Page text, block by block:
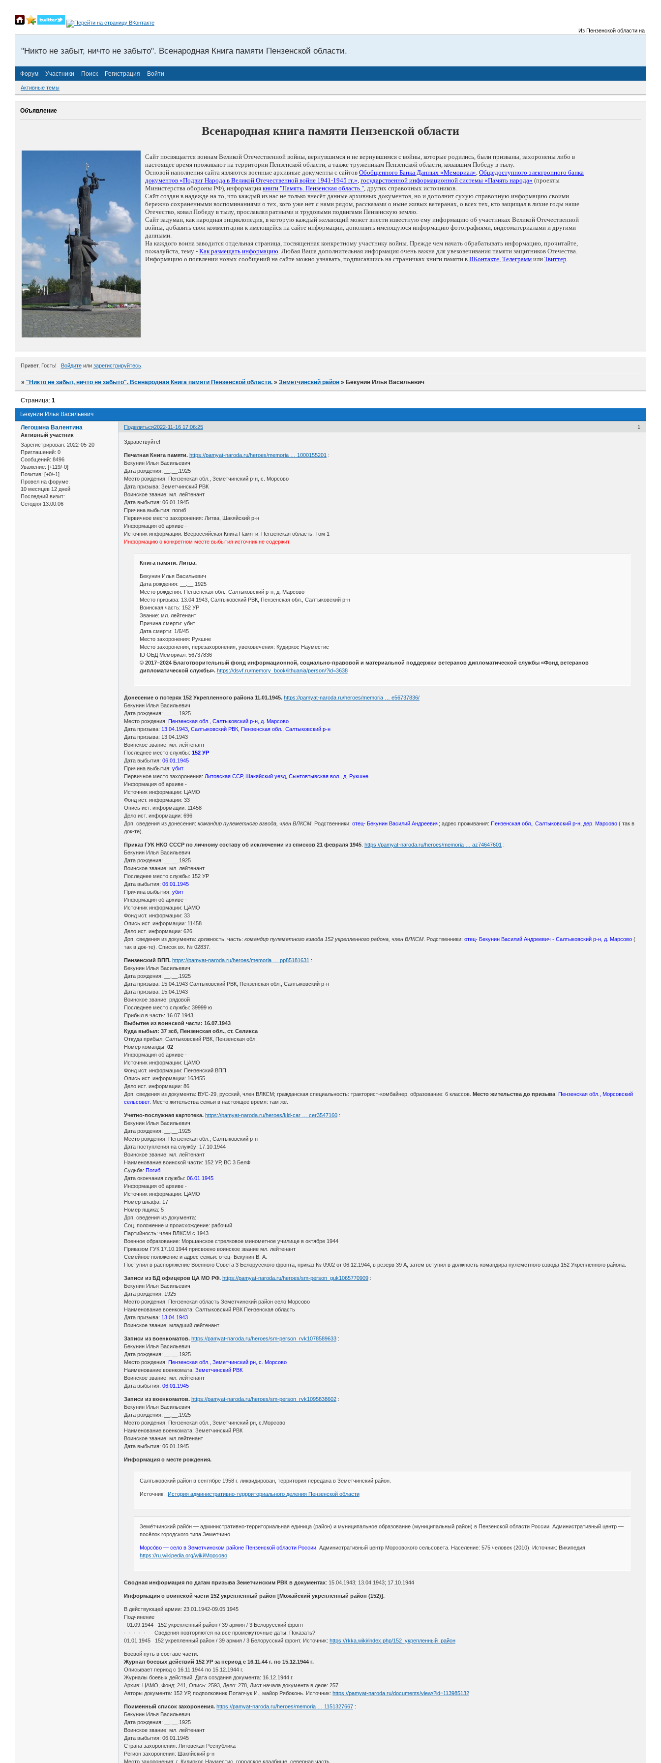
Из Пензенской области на фронты
"Никто не забыт, ничто не забыто". Всенародная Книга памяти Пензенской области.
Форум Участники Поиск Регистрация Войти
Активные темы
Объявление
Всенародная книга памяти Пензенской области
Сайт посвящается воинам Великой Отечественной войны, вернувшимся и не вернувшимся с войны, которые родились, были призваны, захоронены либо в
настоящее время проживают на территории Пензенской области, а также труженикам Пензенской области, ковавшим Победу в тылу.
Основой наполнения сайта являются военные архивные документы с сайтов Обобщенного Банка Данных «Мемориал», Общедоступного электронного банка
документов «Подвиг Народа в Великой Отечественной войне 1941-1945 гг.», государственной информационной системы «Память народа» (проекты
Министерства обороны РФ), информация книги "Память. Пензенская область.", других справочных источников.
Сайт создан в надежде на то, что каждый из нас не только внесёт данные архивных документов, но и дополнит сухую справочную информацию своими
бережно сохраненными воспоминаниями о тех, кого уже нет с нами рядом, рассказами о ныне живых ветеранах, о всех тех, кто защищал в лихие годы наше
Отечество, ковал Победу в тылу, прославлял ратными и трудовыми подвигами Пензенскую землю.
Сайт задуман, как народная энциклопедия, в которую каждый желающий может внести известную ему информацию об участниках Великой Отечественной
войны, добавить свои комментарии к имеющейся на сайте информации, дополнить имеющуюся информацию фотографиями, видеоматериалами и другими
данными.
На каждого воина заводится отдельная страница, посвященная конкретному участнику войны. Прежде чем начать обрабатывать информацию, прочитайте,
пожалуйста, тему - Как размещать информацию. Любая Ваша дополнительная информация очень важна для увековечивания памяти защитников Отечества.
Информацию о появлении новых сообщений на сайте можно узнавать, подписавшись на страничках книги памяти в ВКонтакте, Телеграмм или Твиттер.
Привет, Гость! Войдитеили зарегистрируйтесь.
»"Никто не забыт, ничто не забыто". Всенародная Книга памяти Пензенской области. »Земетчинский район » Бекунин Илья Васильевич
Бекунин Илья Васильевич
Страница:1
Поделиться 1
2022-11-16 17:06:25
Легошина Валентина
Активный участник
Зарегистрирован: 2022-05-20
Приглашений: 0
Сообщений: 8496
Уважение: [+119/-0]
Позитив: [+0/-1]
Провел на форуме:
10 месяцев 12 дней
Последний визит:
Сегодня 13:00:06
Здравствуйте!
Печатная Книга памяти. https://pamyat-naroda.ru/heroes/memoria … 1000155201 :
Бекунин Илья Васильевич
Дата рождения: __.__.1925
Место рождения: Пензенская обл., Земетчинский р-н, с. Морсово
Дата призыва: Земетчинский РВК
Воинское звание: мл. лейтенант
Дата выбытия: 06.01.1945
Причина выбытия: погиб
Первичное место захоронения: Литва, Шакяйский р-н
Информация об архиве -
Источник информации: Всероссийская Книга Памяти. Пензенская область. Том 1
Информацию о конкретном месте выбытия источник не содержит.
Книга памяти. Литва.
Бекунин Илья Васильевич
Дата рождения: __.__.1925
Место рождения: Пензенская обл., Салтыковский р-н, д. Марсово
Место призыва: 13.04.1943, Салтыковский РВК, Пензенская обл., Салтыковский р-н
Воинская часть: 152 УР
Звание: мл. лейтенант
Причина смерти: убит
Дата смерти: 1/6/45
Место захоронения: Рукшне
Место захоронения, перезахоронения, увековечения: Кудиркос Науместис
ID ОБД Мемориал: 56737836
© 2017–2024 Благотворительный фонд информационной, социально-правовой и материальной поддержки ветеранов дипломатической службы «Фонд ветеранов
дипломатической службы». https://dsvf.ru/memory_book/lithuania/person/?id=3638
Донесение о потерях 152 Укрепленного района 11.01.1945. https://pamyat-naroda.ru/heroes/memoria … e56737836/
Бекунин Илья Васильевич
Дата рождения: __.__.1925
Место рождения:Пензенская обл., Салтыковский р-н, д. Марсово
Дата призыва: 13.04.1943, Салтыковский РВК, Пензенская обл., Салтыковский р-н
Дата призыва: 13.04.1943
Воинское звание: мл. лейтенант
Последнее место службы:152 УР
Дата выбытия:06.01.1945
Причина выбытия:убит
Первичное место захоронения: Литовская ССР, Шакяйский уезд, Сынтовтывская вол., д. Рукшне
Информация об архиве -
Источник информации: ЦАМО
Фонд ист. информации: 33
Опись ист. информации: 11458
Дело ист. информации: 696
Доп. сведения из донесения:командир пулеметного взвода, член ВЛКСМ . Родственники:отец- Бекунин Василий Андреевич; адрес проживания: Пензенская обл., Салтыковский р-н, дер. Марсово ( так в
док-те).
Приказ ГУК НКО СССР по личному составу об исключении из списков 21 февраля 1945 .https://pamyat-naroda.ru/heroes/memoria … az74647601 :
Бекунин Илья Васильевич
Дата рождения: __.__.1925
Воинское звание: мл. лейтенант
Последнее место службы: 152 УР
Дата выбытия: 06.01.1945
Причина выбытия:убит
Информация об архиве -
Источник информации: ЦАМО
Фонд ист. информации: 33
Опись ист. информации: 11458
Дело ист. информации: 626
Доп. сведения из документа: должность, часть:командир пулеметного взвода 152 укрепленного района, член ВЛКСМ . Родственники:отец- Бекунин Василий Андреевич - Салтыковский р-н, д. Марсово(
так в док-те). Список вх. № 02837.
Пензенский ВПП. https://pamyat-naroda.ru/heroes/memoria … pp85181631 :
Бекунин Илья Васильевич
Дата рождения: __.__.1925
Дата призыва: 15.04.1943 Салтыковский РВК, Пензенская обл., Салтыковский р-н
Дата призыва: 15.04.1943
Воинское звание: рядовой
Последнее место службы: 39999 ю
Прибыл в часть: 16.07.1943
Выбытие из воинской части: 16.07.1943
Куда выбыл: 37 зсб, Пензенская обл., ст. Селикса
Откуда прибыл: Салтыковский РВК, Пензенская обл.
Номер команды: 02
Информация об архиве -
Источник информации: ЦАМО
Фонд ист. информации: Пензенский ВПП
Опись ист. информации: 163455
Дело ист. информации: 86
Доп. сведения из документа: ВУС-29, русский, член ВЛКСМ; гражданская специальность: тракторист-комбайнер, образование: 6 классов.Место жительства до призыва:Пензенская обл., Морсовский
сельсовет. Место жительства семьи в настоящее время: там же.
Учетно-послужная картотека. https://pamyat-naroda.ru/heroes/kld-car … cer3547160 :
Бекунин Илья Васильевич
Дата рождения: __.__.1925
Место рождения: Пензенская обл., Салтыковский р-н
Дата поступления на службу: 17.10.1944
Воинское звание: мл. лейтенант
Наименование воинской части: 152 УР, ВС 3 БелФ
Судьба: Погиб
Дата окончания службы: 06.01.1945
Информация об архиве -
Источник информации: ЦАМО
Номер шкафа: 17
Номер ящика: 5
Доп. сведения из документа:
Соц. положение и происхождение: рабочий
Партийность: член ВЛКСМ с 1943
Военное образование: Моршанское стрелковое минометное училище в октябре 1944
Приказом ГУК 17.10.1944 присвоено воинское звание мл. лейтенант
Семейное положение и адрес семьи: отец- Бекунин В. А.
Поступил в распоряжение Военного Совета 3 Белорусского фронта, приказ № 0902 от 06.12.1944, в резерв 39 А, затем вступил в должность командира пулеметного взвода 152 Укрепленного района.
Записи из БД офицеров ЦА МО РФ. https://pamyat-naroda.ru/heroes/sm-person_guk1065770909 :
Бекунин Илья Васильевич
Дата рождения: 1925
Место рождения: Пензенская область Земетчинский район село Морсово
Наименование военкомата: Салтыковский РВК Пензенская область
Дата призыва: 13.04.1943
Воинское звание: младший лейтенант
Записи из военкоматов. https://pamyat-naroda.ru/heroes/sm-person_rvk1078589633 :
Бекунин Илья Васильевич
Дата рождения: __.__.1925
Место рождения: Пензенская обл., Земетчинский рн, с. Морсово
Наименование военкомата:Земетчинский РВК
Воинское звание: мл. лейтенант
Дата выбытия: 06.01.1945
Записи из военкоматов. https://pamyat-naroda.ru/heroes/sm-person_rvk1095838602 :
Бекунин Илья Васильевич
Дата рождения: __.__.1925
Место рождения: Пензенская обл., Земетчинский рн, с.Морсово
Наименование военкомата: Земетчинский РВК
Воинское звание: мл.лейтенант
Дата выбытия: 06.01.1945
Информация о месте рождения.
Салтыковский район в сентябре 1958 г. ликвидирован, территория передана в Земетчинский район.
Источник: ,История административно-террриториального деления Пензенской области
Земе́тчинский райо́н — административно-территориальная единица (район) и муниципальное образование (муниципальный район) в Пензенской области России. Административный центр —
посёлок городского типа Земетчино.
Морсо́во — село в Земетчинском районе Пензенской области России. Административный центр Морсовского сельсовета. Население: 575 человек (2010). Источник: Википедия.
https://ru.wikipedia.org/wiki/Морсово
Сводная информация по датам призыва Земетчинским РВК в документах: 15.04.1943; 13.04.1943; 17.10.1944
Информация о воинской части 152 укрепленный район [Можайский укрепленный район (152)].
В действующей армии: 23.01.1942-09.05.1945
Подчинение
01.09.1944 152 укрепленный район / 39 армия / 3 Белорусский фронт
· · · · · Сведения повторяются на все промежуточные даты. Показать?
01.01.1945 152 укрепленный район / 39 армия / 3 Белорусский фронт. Источник:https://rkka.wiki/index.php/152_укрепленный_район
Боевой путь в составе части.
Журнал боевых действий 152 УР за период с 16.11.44 г. по 15.12.1944 г.
Описывает период с 16.11.1944 по 15.12.1944 г.
Журналы боевых действий. Дата создания документа: 16.12.1944 г.
Архив: ЦАМО, Фонд: 241, Опись: 2593, Дело: 278, Лист начала документа в деле: 257
Авторы документа: 152 УР, подполковник Потапчук И., майор Рябоконь. Источник:https://pamyat-naroda.ru/documents/view/?id=113985132
Поименный список захоронения. https://pamyat-naroda.ru/heroes/memoria … 1151327667 :
Бекунин Илья Васильевич
Дата рождения: __.__.1925
Воинское звание: мл. лейтенант
Дата выбытия: 06.01.1945
Страна захоронения: Литовская Республика
Регион захоронения: Шакяйский р-н
Место захоронения: г. Кудиркос Науместис, городское кладбище, северная часть